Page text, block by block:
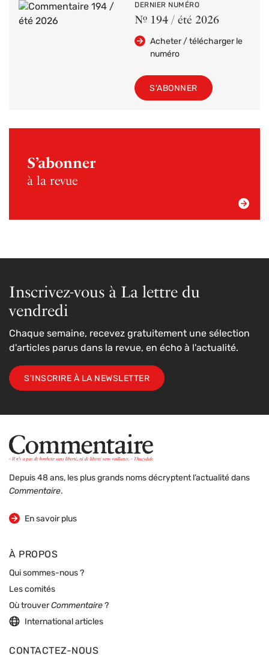
DERNIER NUMÉRO
Nº 194 / été 2026
Acheter / télécharger le
numéro
S'ABONNER
S’abonner
à la revue
Inscrivez-vous à La lettre du
vendredi
Chaque semaine, recevez gratuitement une sélection
d'articles parus dans la revue, en écho à l'actualité.
S'INSCRIRE À LA NEWSLETTER
Depuis 48 ans, les plus grands noms décryptent l’actualité dans
Commentaire.
En savoir plus
sur la revue
À PROPOS
Qui sommes-nous ?
Les comités
Où trouverCommentaire ?
International articles
CONTACTEZ-NOUS